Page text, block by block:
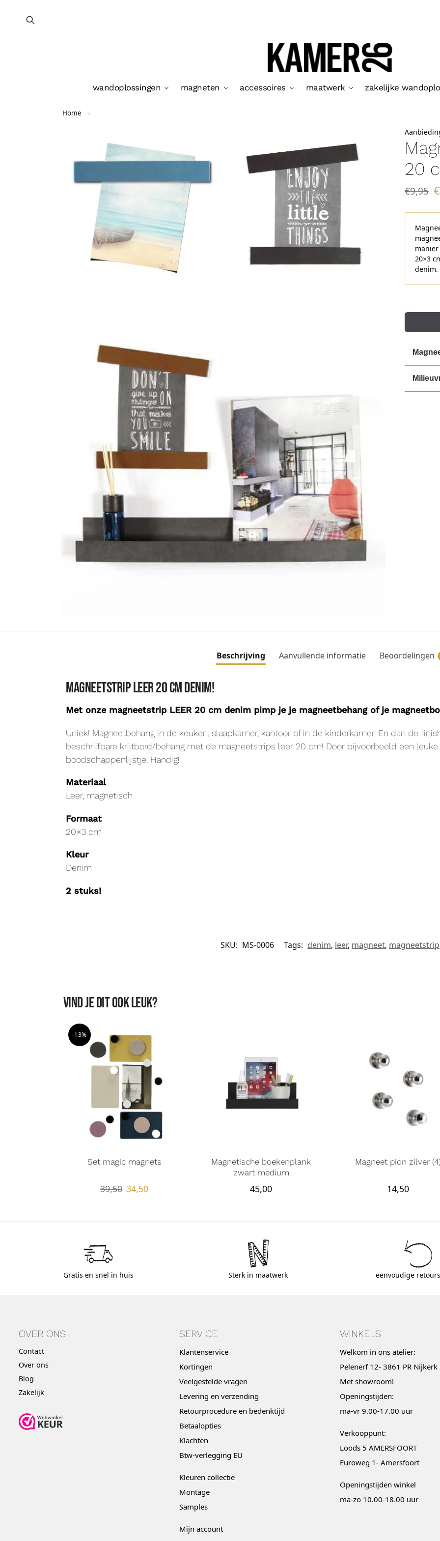
wandoplossingen magneten accessoires maatwerk zakelijke
Home »
20
€9,95 €
20×3
denim.
Beschrijving Aanvullende informatie Beoordelingen
Magneetstrip LEER 20 cm denim!
Met onze magneetstrip LEER 20 cm denim pimp je je magneetbehang of je
Uniek! Magneetbehang in de keuken, slaapkamer, kantoor of in de kinderkamer. En dan de
beschrijfbare krijtbord/behang met de magneetstrips leer 20 cm! Door bijvoorbeeld een
boodschappenlijstje. Handig!
Materiaal
Leer, magnetisch
Formaat
20×3 cm
Kleur
Denim
2 stuks!
SKU: MS-0006 Tags: denim, leer, magneet, magneetstrip
Vind je dit ook leuk?
-13%
Set magic magnets
39,50 34,50
Magnetische boekenplank
zwart medium
45,00
Magneet pion zilver
14,50
Gratis en snel in huis Sterk in maatwerk eenvoudige
OVER ONS
Contact
Over ons
Blog
Zakelijk
SERVICE
Klantenservice
Kortingen
Veelgestelde vragen
Levering en verzending
Retourprocedure en bedenktijd
Betaalopties
Klachten
Btw-verlegging EU
Kleuren collectie
Montage
Samples
Mijn account
WINKELS
Welkom in ons atelier:
Pelenerf 12- 3861 PR Nijkerk
Met showroom!
Openingstijden:
ma-vr 9.00-17.00 uur
Verkooppunt:
Loods 5 AMERSFOORT
Euroweg 1- Amersfoort
Openingstijden winkel
ma-zo 10.00-18.00 uur